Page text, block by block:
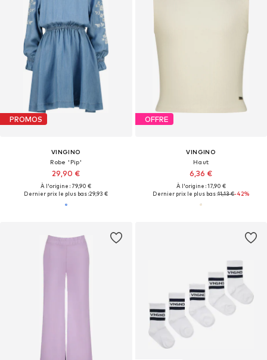
PROMOS
VINGINO
Robe 'Pip'
29,90 €
À l'origine : 79,90 €
Dernier prix le plus bas :29,93 €
OFFRE
VINGINO
Haut
6,36 €
À l'origine : 17,90 €
Dernier prix le plus bas :11,13 €-42%